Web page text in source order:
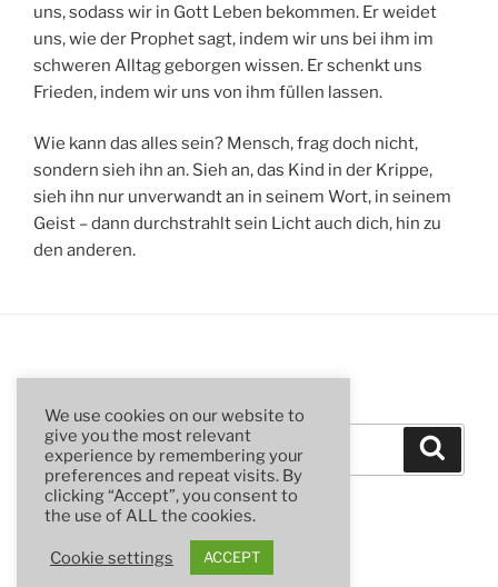
uns, sodass wir in Gott Leben bekommen. Er weidet
uns, wie der Prophet sagt, indem wir uns bei ihm im
schweren Alltag geborgen wissen. Er schenkt uns
Frieden, indem wir uns von ihm füllen lassen.
Wie kann das alles sein? Mensch, frag doch nicht,
sondern sieh ihn an. Sieh an, das Kind in der Krippe,
sieh ihn nur unverwandt an in seinem Wort, in seinem
Geist – dann durchstrahlt sein Licht auch dich, hin zu
den anderen.
Suchen
nach:
Stolz präsentiert von WordPress
We use cookies on our website to
give you the most relevant
experience by remembering your
preferences and repeat visits. By
clicking “Accept”, you consent to
the use of ALL the cookies.
Cookie settings ACCEPT